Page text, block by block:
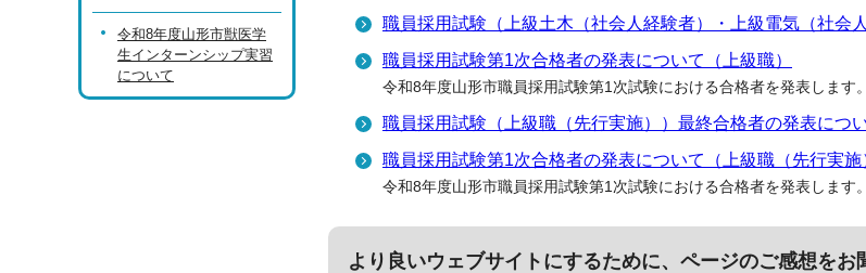
職員採用試験（上級土木（社会人経験者）・上級電気（社会
職員採用試験第1次合格者の発表について（上級職）
令和8年度山形市職員採用試験第1次試験における合格者を発表します。
職員採用試験（上級職（先行実施））最終合格者の発表につ
職員採用試験第1次合格者の発表について（上級職（先行実施
令和8年度山形市職員採用試験第1次試験における合格者を発表します。
より良いウェブサイトにするために、ページのご感想をお
令和8年度山形市獣医学
生インターンシップ実習
について